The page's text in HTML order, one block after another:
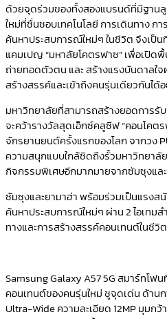
ด้วยจุดร่วมของทั้งสองแบรนด์ที่มีฐาน
ใหม่ที่ชื่นชอบเทคโนโลยี การเดินทาง ก
ค้นหาประสบการณ์ใหม่ๆ ในชีวิต จึงเป็
แคมเปญ “มหาลัยโคตรฟาซ” เพื่อเปิ
ถ่ายทอดตัวตน และ สร้างแรงบันดาลใ
สร้างสรรค์และเข้าถึงคนรุ่นเดียวกันได้
มหาวิทยาลัยที่สามารถสร้างยอดการรั
จะคว้ารางวัลสุดเอ็กซ์คลูซีฟ “คอนโคต
จักรยานยนต์ครั้งแรกของโลก จากวง
ความสนุกแบบใกล้ชิดถึงรั้วมหาวิทยาลั
กิจกรรมพิเศษอีกมากมายจากซัมซุงแล
ซัมซุงและยามาฮ่า พร้อมร่วมเป็นแรงส
ค้นหาประสบการณ์ใหม่ๆ ผ่าน 2 ไอเท
ทางและการสร้างสรรค์คอนเทนต์ในชีวิ
Samsung Galaxy A57 5G สมาร์ทโฟ
คอนเทนต์ของคนรุ่นใหม่ ชูจุดเด่น ด้าน
Ultra-Wide ความละเอียด 12MP มุมก